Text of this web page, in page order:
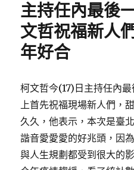
主持任內最後
文哲祝福新人
年好合
柯文哲今(17)日主持任內
上首先祝福現場新人們，
久久，他表示，本次是臺
諧音愛愛愛的好兆頭，因
與人生規劃都受到很大的